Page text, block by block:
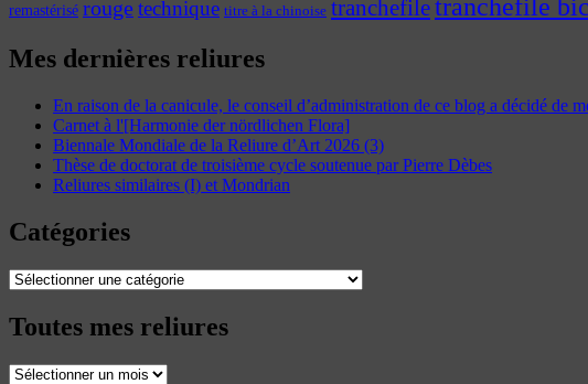
remastérisé rougetechnique titre à la chinoise tranchefiletranchefile
Mes dernières reliures
En raison de la canicule, le conseil d’administration de ce blog a décidé de
Carnet à l'[Harmonie der nördlichen Flora]
Biennale Mondiale de la Reliure d’Art 2026 (3)
Thèse de doctorat de troisième cycle soutenue par Pierre Dèbes
Reliures similaires (I) et Mondrian
Catégories
Catégories
Toutes mes reliures
Toutes